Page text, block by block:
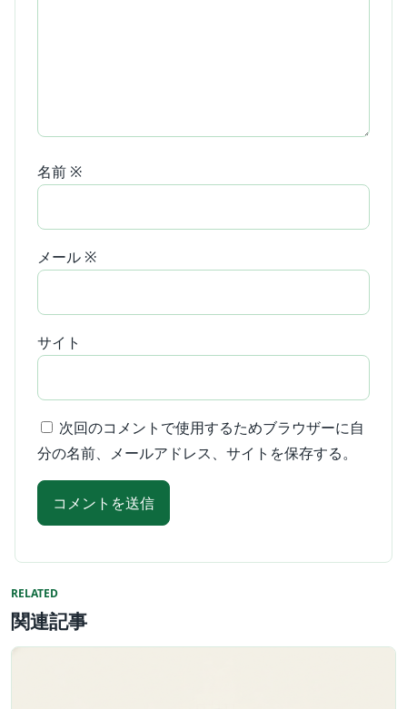
名前 ※
メール ※
サイト
次回のコメントで使用するためブラウザーに自
分の名前、メールアドレス、サイトを保存する。
RELATED
関連記事